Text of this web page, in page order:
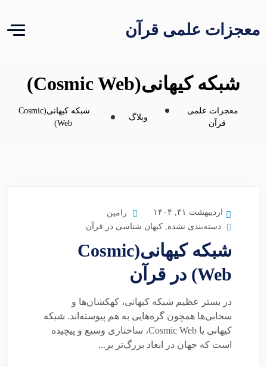
معجزات علمی قرآن
شبکه کیهانی(Cosmic Web)
معجزات علمی
قرآن
وبلاگ
شبکه کیهانی(Cosmic
Web)
اردیبهشت ۳۱, ۱۴۰۴
رامین
دسته‌بندی نشده, کیهان شناسی در قرآن
شبکه کیهانی(Cosmic
Web) در قرآن
در بستر عظیم شبکه کیهانی، کهکشان‌ها و
سحابی‌ها همچون گره‌هایی به هم پیوسته‌اند. شبکه
کیهانی یا Cosmic Web، ساختاری وسیع و پیچیده
است که جهان در ابعاد بزرگ‌تر بر...